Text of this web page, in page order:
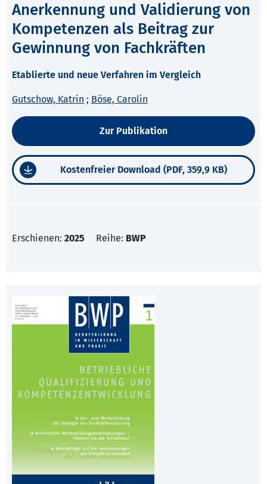
Anerkennung und Validierung von
Kompetenzen als Beitrag zur
Gewinnung von Fachkräften
Etablierte und neue Verfahren im Vergleich
Gutschow, Katrin ; Böse, Carolin
Zur Publikation
Kostenfreier Download (PDF, 359,9 KB)
Erschienen: 2025 Reihe: BWP